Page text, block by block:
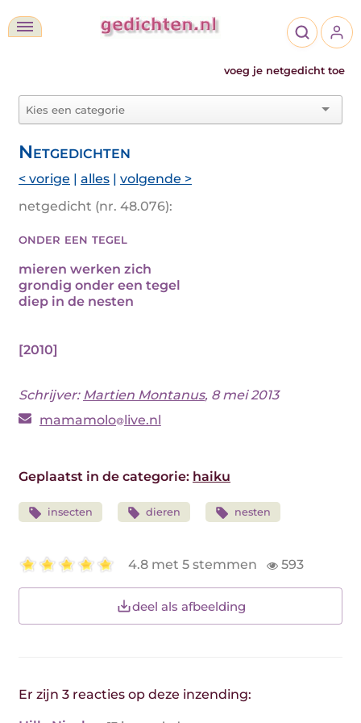
voeg je netgedicht toe
Netgedichten
< vorige | alles | volgende >
netgedicht (nr. 48.076):
onder een tegel
mieren werken zich
grondig onder een tegel
diep in de nesten
[2010]
Schrijver: Martien Montanus, 8 mei 2013
mamamolo live.nl
Geplaatst in de categorie: haiku
insecten dieren nesten
4.8 met 5 stemmen 593
deel als afbeelding
Er zijn 3 reacties op deze inzending: